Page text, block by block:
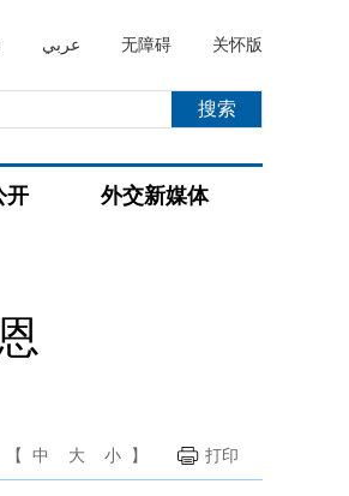
عربي 无障碍 关怀版
开 外交新媒体
【 中 大 小 】 打印